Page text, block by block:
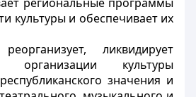
культуры и обеспечивает их
ликвидирует
организации культуры
значения и